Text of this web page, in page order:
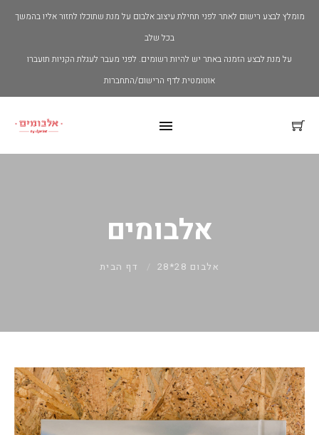
מומלץ לבצע רישום לאתר לפני תחילת עיצוב אלבום על מנת שתוכלו לחזור אליו בהמשך
בכל שלב
על מנת לבצע הזמנה באתר יש להיות רשומים. לפני מעבר לעגלת הקניות תועברו
אוטומטית לדף הרישום/התחברות
אלבומים
דף הבית אלבום 28*28